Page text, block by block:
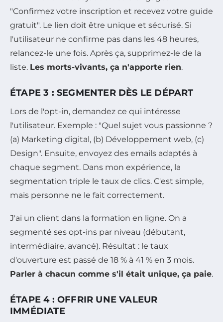
"Confirmez votre inscription et recevez votre guide
gratuit". Le lien doit être unique et sécurisé. Si
l'utilisateur ne confirme pas dans les 48 heures,
relancez-le une fois. Après ça, supprimez-le de la
liste. Les morts-vivants, ça n'apporte rien.
ÉTAPE 3 : SEGMENTER DÈS LE DÉPART
Lors de l'opt-in, demandez ce qui intéresse
l'utilisateur. Exemple : "Quel sujet vous passionne ?
(a) Marketing digital, (b) Développement web, (c)
Design". Ensuite, envoyez des emails adaptés à
chaque segment. Dans mon expérience, la
segmentation triple le taux de clics. C'est simple,
mais personne ne le fait correctement.
J'ai un client dans la formation en ligne. On a
segmenté ses opt-ins par niveau (débutant,
intermédiaire, avancé). Résultat : le taux
d'ouverture est passé de 18 % à 41 % en 3 mois.
Parler à chacun comme s'il était unique, ça paie.
ÉTAPE 4 : OFFRIR UNE VALEUR
IMMÉDIATE